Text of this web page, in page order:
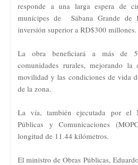
responde a una larga espera de
munícipes de Sábana Grande de
inversión superior a RD$300 millones.
La obra beneficiará a más de
comunidades rurales, mejorando
movilidad y las condiciones de vida
de la zona.
La vía, también ejecutada por el
Públicas y Comunicaciones
longitud de 11.44 kilómetros.
El ministro de Obras Públicas,